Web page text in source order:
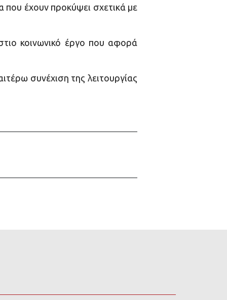
έχουν προκύψει σχετικά με
κοινωνικό έργο που αφορά
συνέχιση της λειτουργίας